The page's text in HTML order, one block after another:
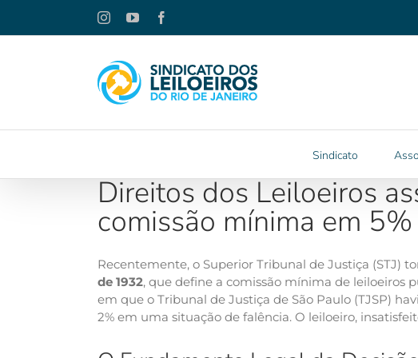
InstagramYouTube
Sindicato
Direitos dos Leiloeiros
comissão mínima em 5%
Recentemente, o Superior Tribunal de Justiça (STJ)
de 1932, que define a comissão mínima de leiloeiros
em que o Tribunal de Justiça de São Paulo (TJSP)
2% em uma situação de falência. O leiloeiro,